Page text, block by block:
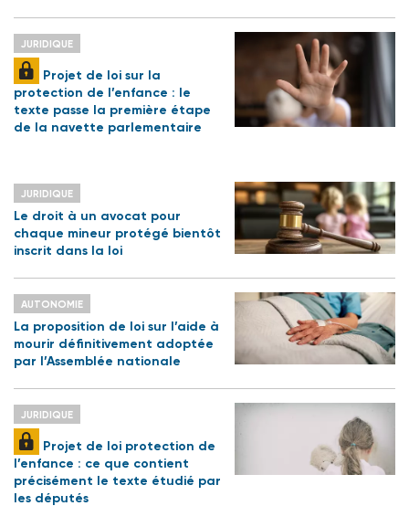
JURIDIQUE
Projet de loi sur la
protection de l’enfance : le
texte passe la première étape
de la navette parlementaire
JURIDIQUE
Le droit à un avocat pour
chaque mineur protégé bientôt
inscrit dans la loi
AUTONOMIE
La proposition de loi sur l’aide à
mourir définitivement adoptée
par l’Assemblée nationale
JURIDIQUE
Projet de loi protection de
l’enfance : ce que contient
précisément le texte étudié par
les députés